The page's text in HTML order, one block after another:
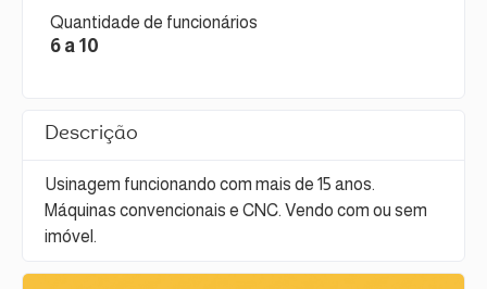
Quantidade de funcionários
6 a 10
Descrição
Usinagem funcionando com mais de 15 anos.
Máquinas convencionais e CNC. Vendo com ou sem
imóvel.